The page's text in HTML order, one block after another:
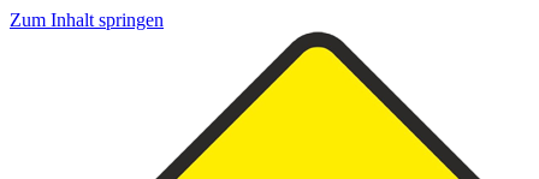
Zum Inhalt springen